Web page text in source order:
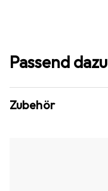
Passend dazu
Zubehör